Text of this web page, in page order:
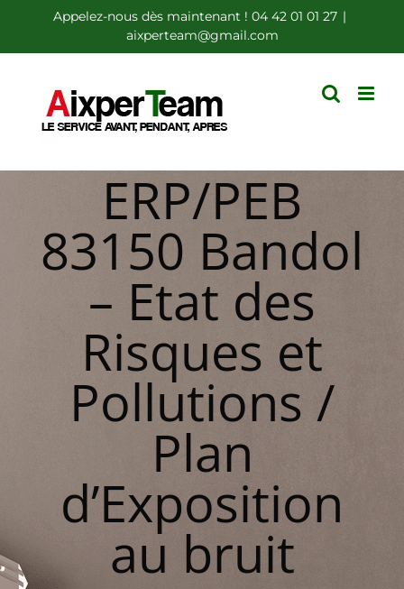
au
contenu
Appelez-nous dès maintenant ! 04 42 01 01 27 |
aixperteam@gmail.com
ERP/PEB
83150 Bandol
– Etat des
Risques et
Pollutions /
Plan
d’Exposition
au bruit